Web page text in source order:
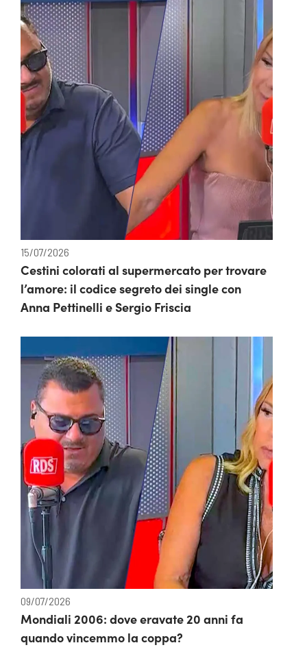
15/07/2026
Cestini colorati al supermercato per trovare
l’amore: il codice segreto dei single con
Anna Pettinelli e Sergio Friscia
09/07/2026
Mondiali 2006: dove eravate 20 anni fa
quando vincemmo la coppa?